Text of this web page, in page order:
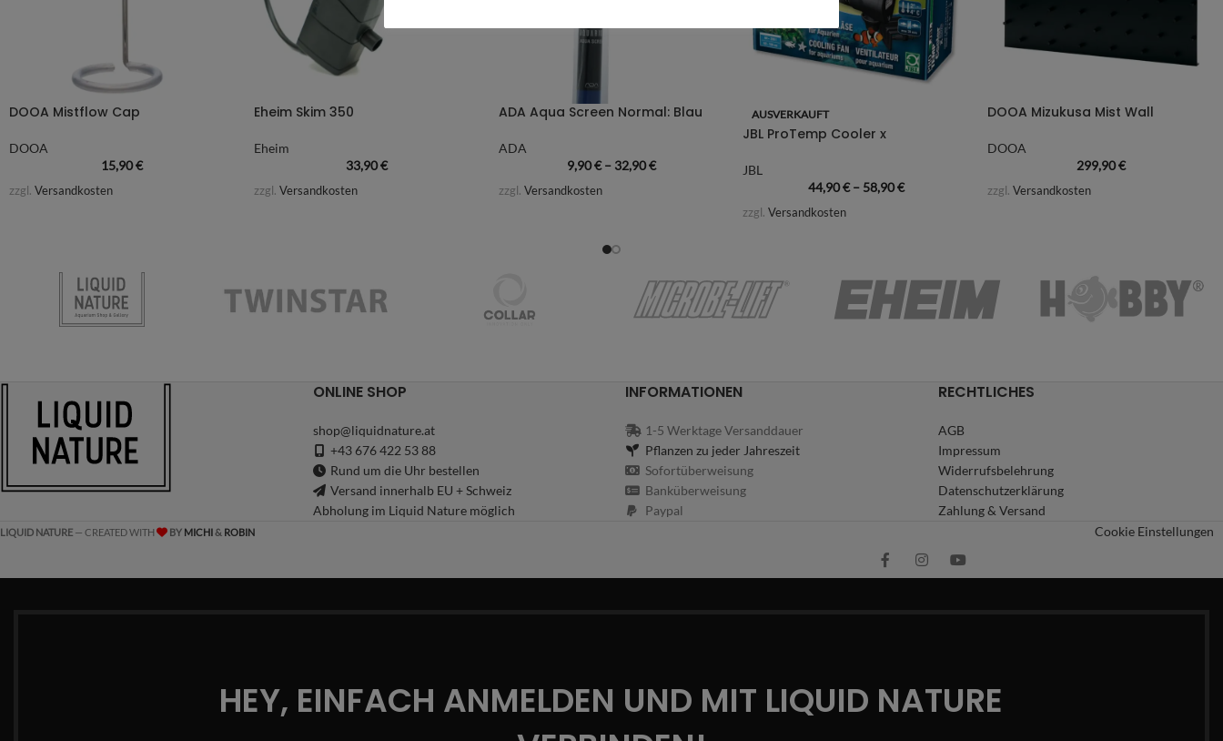
DOOA Mistflow Cap
DOOA
15,90€
zzgl. Versandkosten
Eheim Skim 350
Eheim
33,90€
zzgl. Versandkosten
ADA Aqua Screen Normal: Blau
ADA
9,90€– 32,90€
zzgl. Versandkosten
AUSVERKAUFT
JBL ProTemp Cooler x
JBL
44,90€– 58,90€
zzgl.Versandkosten
DOOA Mizukusa Mist Wall
DOOA
299,90€
zzgl.Versandkosten
ONLINE SHOP
shop@liquidnature.at
+43 676 422 53 88
Rund um die Uhr bestellen
Versand innerhalb EU + Schweiz
Abholung im Liquid Nature möglich
INFORMATIONEN
1-5 Werktage Versanddauer
Pflanzen zu jeder Jahreszeit
Sofortüberweisung
Banküberweisung
Paypal
RECHTLICHES
AGB
Impressum
Widerrufsbelehrung
Datenschutzerklärung
Zahlung & Versand
LIQUID NATURE — CREATED WITH BY MICHI& ROBIN Cookie Einstellungen
HEY, EINFACH ANMELDEN UND MIT LIQUID NATURE